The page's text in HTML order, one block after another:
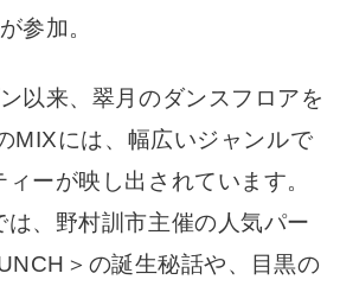
参加。
以来、翠月のダンスフロアを
MIXには、幅広いジャンルで
ーが映し出されています。
は、野村訓市主催の人気パー
＞の誕生秘話や、目黒の